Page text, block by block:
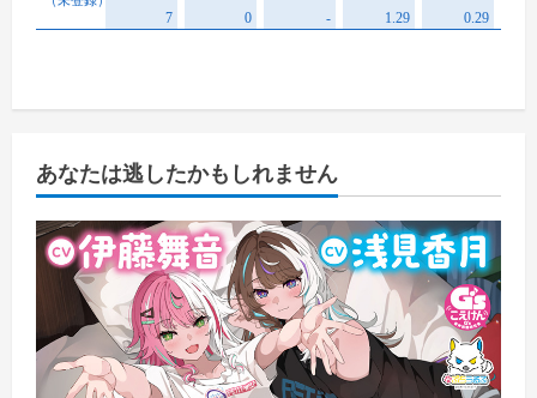
あなたは逃したかもしれません